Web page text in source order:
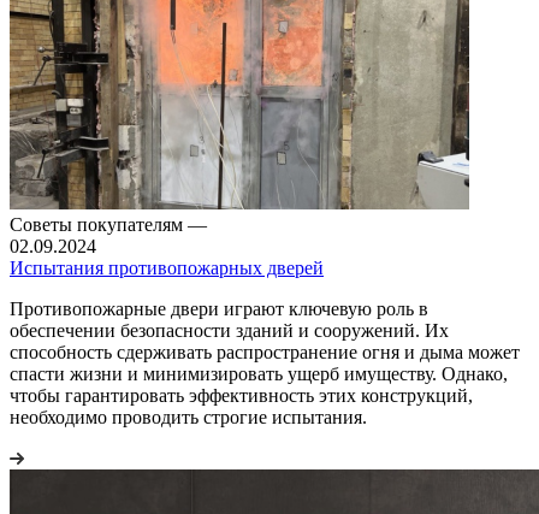
Советы покупателям —
02.09.2024
Испытания противопожарных дверей
Противопожарные двери играют ключевую роль в
обеспечении безопасности зданий и сооружений. Их
способность сдерживать распространение огня и дыма может
спасти жизни и минимизировать ущерб имуществу. Однако,
чтобы гарантировать эффективность этих конструкций,
необходимо проводить строгие испытания.